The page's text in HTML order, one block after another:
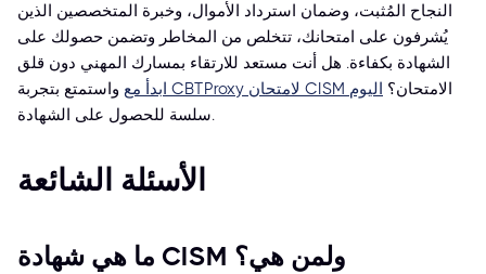
النجاح المُثبت، وضمان استرداد الأموال، وخبرة المتخصصين الذين
يُشرفون على امتحانك، تتخلص من المخاطر وتضمن حصولك على
الشهادة بكفاءة. هل أنت مستعد للارتقاء بمسارك المهني دون قلق
الامتحان؟ ابدأ مع CBTProxy لامتحان CISM اليوم
واستمتع بتجربة
سلسة للحصول على الشهادة.
الأسئلة الشائعة
ما هي شهادة CISM ولمن هي؟